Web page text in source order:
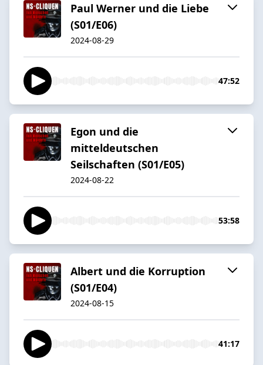
Paul Werner und die Liebe
(S01/E06)
2024-08-29
47:52
Egon und die
mitteldeutschen
Seilschaften (S01/E05)
2024-08-22
53:58
Albert und die Korruption
(S01/E04)
2024-08-15
41:17